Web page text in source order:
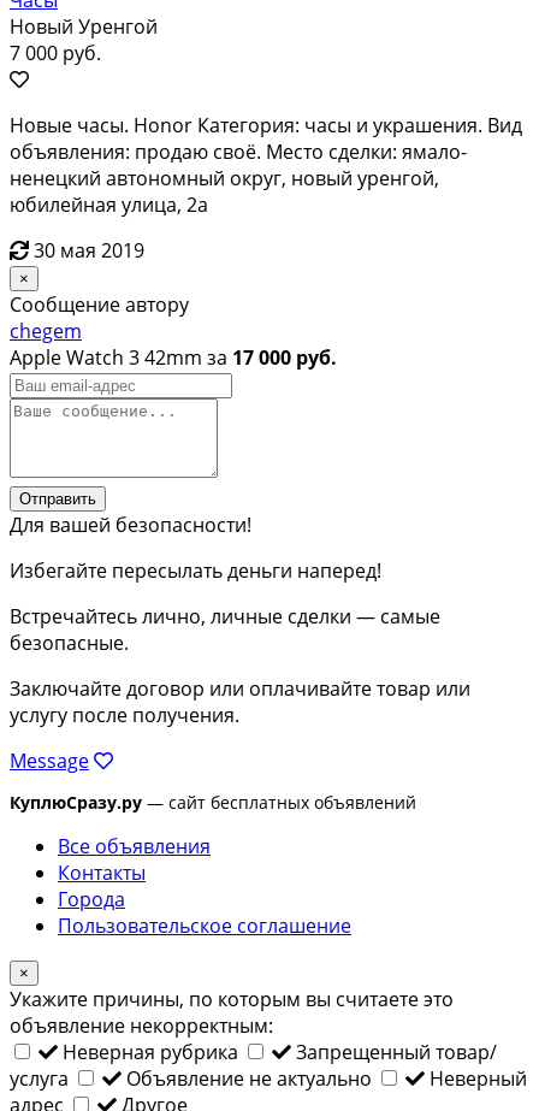
Новый Уренгой
7 000 руб.
Новые часы. Honor Категория: часы и украшения. Вид
объявления: продаю своё. Место сделки: ямало-
ненецкий автономный округ, новый уренгой,
юбилейная улица, 2а
30 мая 2019
×
Сообщение автору
chegem
Apple Watch 3 42mm за 17 000 руб.
Отправить
Для вашей безопасности!
Избегайте пересылать деньги наперед!
Встречайтесь лично, личные сделки — самые
безопасные.
Заключайте договор или оплачивайте товар или
услугу после получения.
Message
КуплюСразу.ру — сайт бесплатных объявлений
Все объявления
Контакты
Города
Пользовательское соглашение
×
Укажите причины, по которым вы считаете это
объявление некорректным:
Неверная рубрика
Запрещенный товар/
услуга
Объявление не актуально
Неверный
адрес
Другое